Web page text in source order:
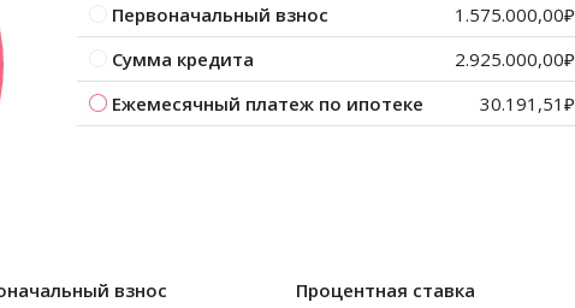
Первоначальный взнос
1.575.000,00₽
Сумма кредита
2.925.000,00₽
Ежемесячный платеж по ипотеке
30.191,51₽
взнос Процентная ставка